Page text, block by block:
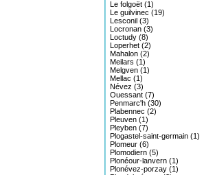
Le folgoët (1)
Le guilvinec (19)
Lesconil (3)
Locronan (3)
Loctudy (8)
Loperhet (2)
Mahalon (2)
Meilars (1)
Melgven (1)
Mellac (1)
Névez (3)
Ouessant (7)
Penmarc'h (30)
Plabennec (2)
Pleuven (1)
Pleyben (7)
Plogastel-saint-germain (1)
Plomeur (6)
Plomodiern (5)
Plonéour-lanvern (1)
Plonévez-porzay (1)